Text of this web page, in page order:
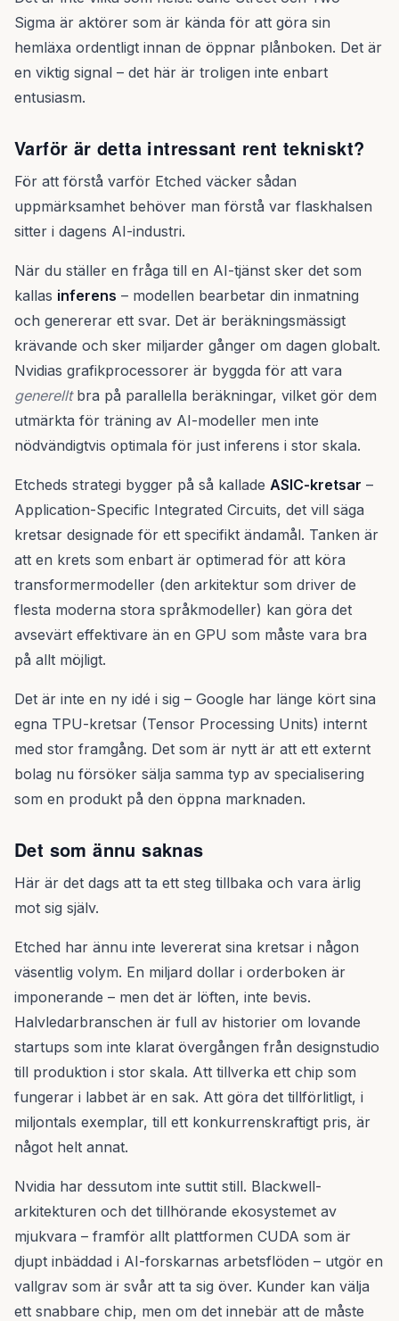
Sigma är aktörer som är kända för att göra sin
hemläxa ordentligt innan de öppnar plånboken. Det är
en viktig signal – det här är troligen inte enbart
entusiasm.
Varför är detta intressant rent tekniskt?
För att förstå varför Etched väcker sådan
uppmärksamhet behöver man förstå var flaskhalsen
sitter i dagens AI-industri.
När du ställer en fråga till en AI-tjänst sker det som
kallas inferens – modellen bearbetar din inmatning
och genererar ett svar. Det är beräkningsmässigt
krävande och sker miljarder gånger om dagen globalt.
Nvidias grafikprocessorer är byggda för att vara
generelltbra på parallella beräkningar, vilket gör dem
utmärkta för träning av AI-modeller men inte
nödvändigtvis optimala för just inferens i stor skala.
Etcheds strategi bygger på så kallade ASIC-kretsar –
Application-Specific Integrated Circuits, det vill säga
kretsar designade för ett specifikt ändamål. Tanken är
att en krets som enbart är optimerad för att köra
transformermodeller (den arkitektur som driver de
flesta moderna stora språkmodeller) kan göra det
avsevärt effektivare än en GPU som måste vara bra
på allt möjligt.
Det är inte en ny idé i sig – Google har länge kört sina
egna TPU-kretsar (Tensor Processing Units) internt
med stor framgång. Det som är nytt är att ett externt
bolag nu försöker sälja samma typ av specialisering
som en produkt på den öppna marknaden.
Det som ännu saknas
Här är det dags att ta ett steg tillbaka och vara ärlig
mot sig själv.
Etched har ännu inte levererat sina kretsar i någon
väsentlig volym. En miljard dollar i orderboken är
imponerande – men det är löften, inte bevis.
Halvledarbranschen är full av historier om lovande
startups som inte klarat övergången från designstudio
till produktion i stor skala. Att tillverka ett chip som
fungerar i labbet är en sak. Att göra det tillförlitligt, i
miljontals exemplar, till ett konkurrenskraftigt pris, är
något helt annat.
Nvidia har dessutom inte suttit still. Blackwell-
arkitekturen och det tillhörande ekosystemet av
mjukvara – framför allt plattformen CUDA som är
djupt inbäddad i AI-forskarnas arbetsflöden – utgör en
vallgrav som är svår att ta sig över. Kunder kan välja
ett snabbare chip, men om det innebär att de måste